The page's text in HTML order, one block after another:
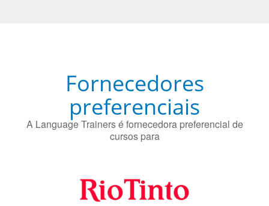
Fornecedores
preferenciais
A Language Trainers é fornecedora preferencial de
cursos para